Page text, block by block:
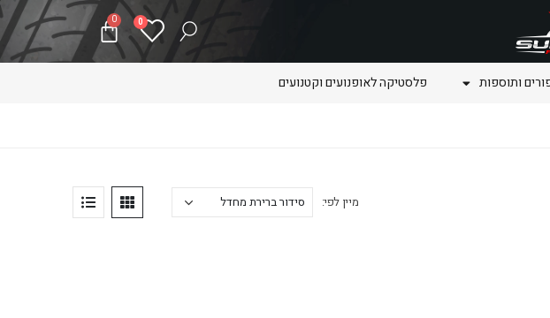
0
0
ותוספות פלסטיקה לאופנועים וקטנועים
מיין לפי: